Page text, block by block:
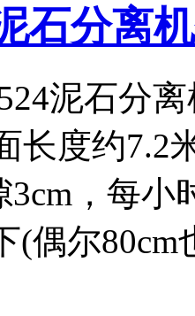
石分离
泥石分
长度约7.2
，每小
(偶尔